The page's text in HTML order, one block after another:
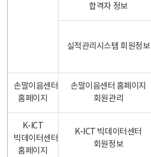
합격자 정보
실적관리시스템 회원정보
손말이음센터
홈페이지
손말이음센터 홈페이지
회원관리
K-ICT
빅데이터센터
홈페이지
K-ICT 빅데이터센터
회원정보